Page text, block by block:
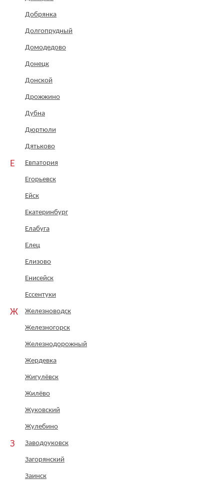
Добрянка
Долгопрудный
Домодедово
Донецк
Донской
Дрожжино
Дубна
Дюртюли
Дятьково
Е Евпатория
Егорьевск
Ейск
Екатеринбург
Елабуга
Елец
Елизово
Енисейск
Ессентуки
Ж Железноводск
Железногорск
Железнодорожный
Жердевка
Жигулёвск
Жилёво
Жуковский
Жулебино
З Заводоуковск
Загорянский
Заинск